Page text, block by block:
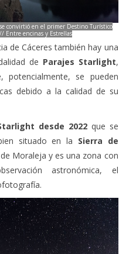
convirtió en el primer Destino Turístico
Entre encinas y Estrellas
de Cáceres también hay una
de Parajes Starlight,
potencialmente, se pueden
debido a la calidad de su
desde 2022que se
situado en la Sierra de
Moraleja y es una zona con
astronómica, el